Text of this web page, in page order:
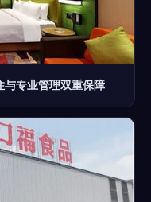
与专业管理双重保障